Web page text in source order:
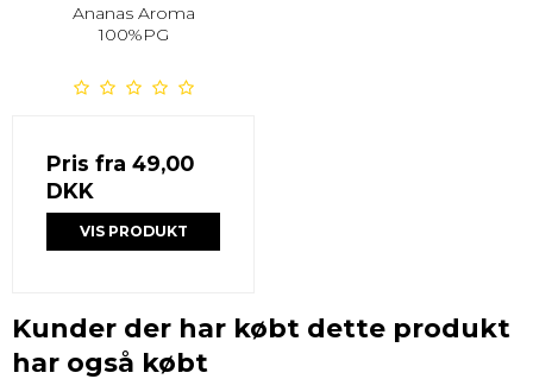
Ananas Aroma
100%PG
Pris fra 49,00
DKK
VIS PRODUKT
Kunder der har købt dette produkt
har også købt